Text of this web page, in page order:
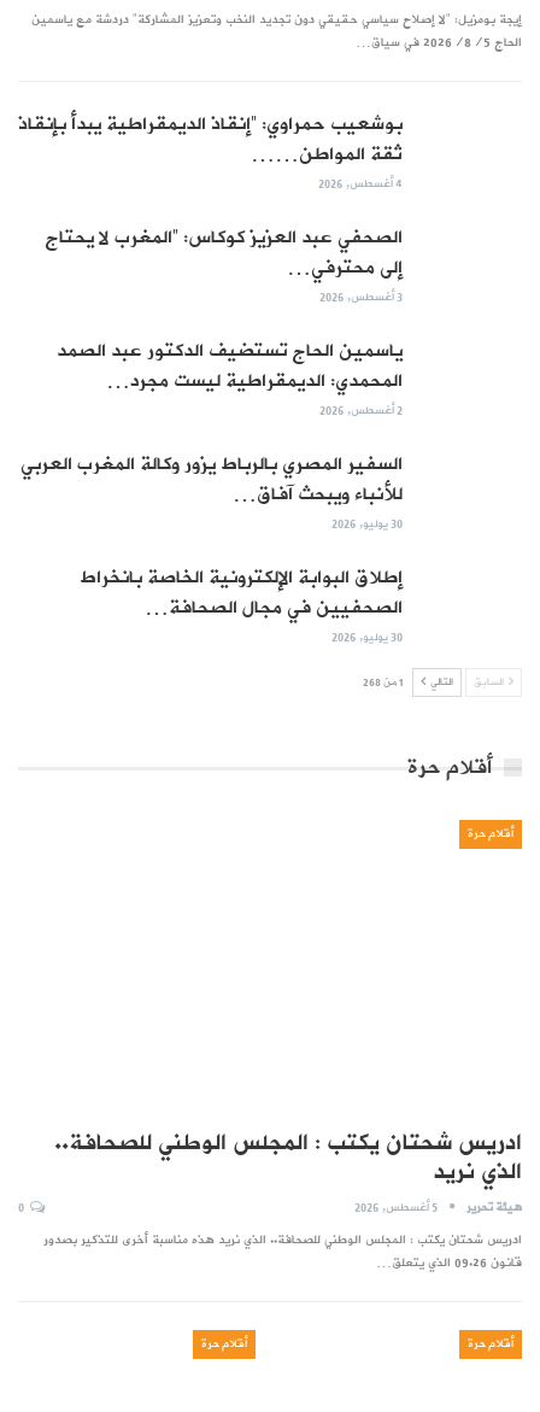
إيجة بومزيل: "لا إصلاح سياسي حقيقي دون تجديد النخب وتعزيز المشاركة" دردشة مع ياسمين
الحاج 2026/8/5 في سياق…
بوشعيب حمراوي: “إنقاذ الديمقراطية يبدأ بإنقاذ
ثقة المواطن……
4 أغسطس, 2026
الصحفي عبد العزيز كوكاس: “المغرب لا يحتاج
إلى محترفي…
3 أغسطس, 2026
ياسمين الحاج تستضيف الدكتور عبد الصمد
المحمدي: الديمقراطية ليست مجرد…
2 أغسطس, 2026
السفير المصري بالرباط يزور وكالة المغرب العربي
للأنباء ويبحث آفاق…
30 يوليو, 2026
إطلاق البوابة الإلكترونية الخاصة بانخراط
الصحفيين في مجال الصحافة…
30 يوليو, 2026
السابق التالي 1 من 268
أقلام حرة
أقلام حرة
ادريس شحتان يكتب : المجلس الوطني للصحافة..
الذي نريد
هيئة تحرير 5 أغسطس, 2026
ادريس شحتان يكتب : المجلس الوطني للصحافة.. الذي نريد هذه مناسبة أخرى للتذكير بصدور
قانون 09.26 الذي يتعلق…
أقلام حرة أقلام حرة